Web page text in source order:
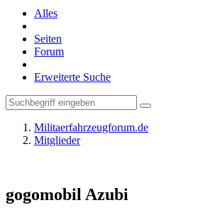
Alles
Seiten
Forum
Erweiterte Suche
Militaerfahrzeugforum.de
Mitglieder
gogomobil Azubi